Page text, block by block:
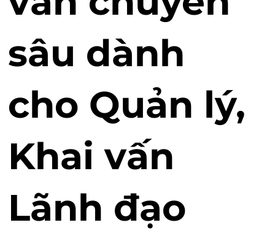
sâu dành
cho Quản lý,
Khai vấn
Lãnh đạo